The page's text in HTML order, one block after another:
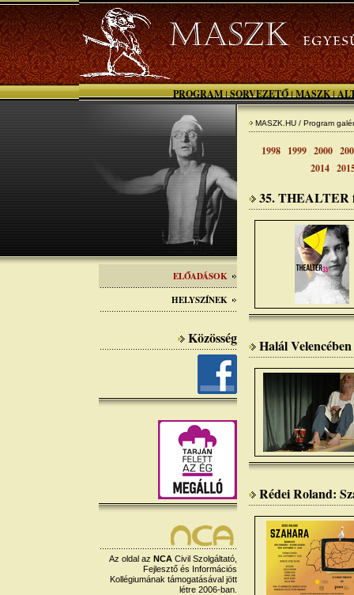
PROGRAM | SORVEZETŐ | MASZK |
ELŐADÁSOK
HELYSZÍNEK
Közösség
Az oldal az NCA Civil Szolgáltató,
Fejlesztő és Információs
Kollégiumának támogatásával jött
létre 2006-ban.
MASZK.HU / Program
1998 1999 2000
2014
35. THEALTER
Halál
Rédei Roland: